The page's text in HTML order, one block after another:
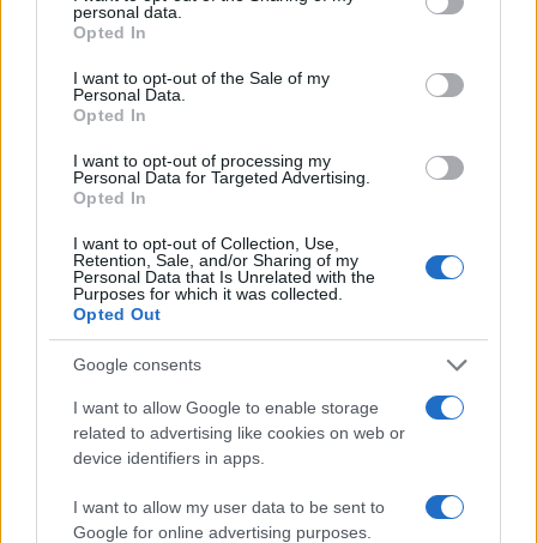
grant or deny consent to Google and its third-party tags to
use your data for below specified purposes in below Google
consent section.
personal data.
Opted In
I want to opt-out of the Sale of my
Personal Data.
Opted In
I want to opt-out of processing my
Personal Data for Targeted Advertising.
Opted In
I want to opt-out of Collection, Use,
Retention, Sale, and/or Sharing of my
Personal Data that Is Unrelated with the
Purposes for which it was collected.
Opted Out
Google consents
I want to allow Google to enable storage
related to advertising like cookies on web or
device identifiers in apps.
I want to allow my user data to be sent to
Google for online advertising purposes.
Mostantól beléphetnek Izraelbe a
bevándorlók rokonai
2021. április 11.